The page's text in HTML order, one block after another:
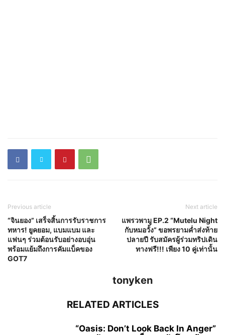
Previous article
“จินยอง” เสร็จสิ้นการรับราชการ
ทหาร! ยูคยอม, แบมแบม และ
แฟนๆ ร่วมต้อนรับอย่างอบอุ่น
พร้อมแย้มถึงการคัมแบ็คของ
GOT7
Next article
แพรวพามู EP.2 “Mutelu Night
กับหมอวั้ง” ขอพรยามค่ำส่งท้าย
ปลายปี รับสมัครผู้ร่วมทริปเดิน
ทางฟรี!!! เพียง 10 คู่เท่านั้น
tonyken
RELATED ARTICLES
“Oasis: Don’t Look Back In Anger”